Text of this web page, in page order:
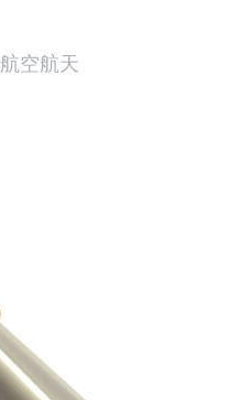
航空航天